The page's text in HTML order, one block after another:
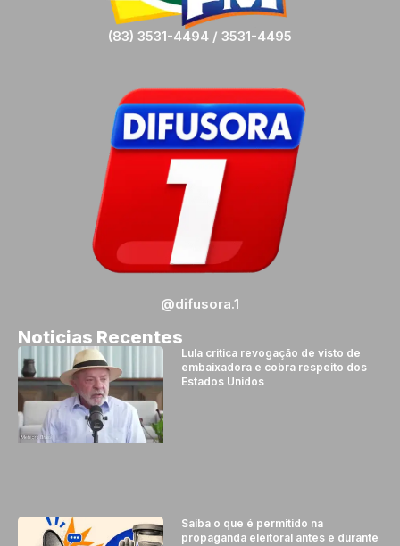
(83) 3531-4494 / 3531-4495
@difusora.1
Noticias Recentes
Lula critica revogação de visto de
embaixadora e cobra respeito dos
Estados Unidos
Saiba o que é permitido na
propaganda eleitoral antes e durante